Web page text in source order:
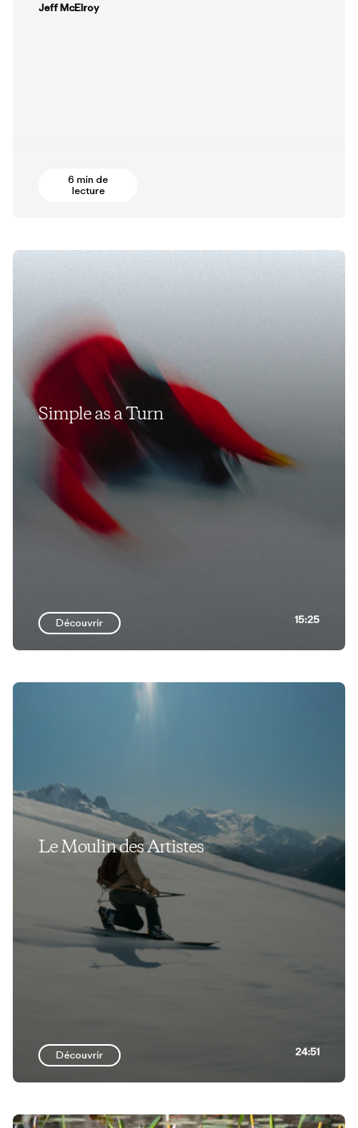
Jeff McElroy
6 min de
lecture
Simple as a Turn
Découvrir 15:25
Le Moulin des Artistes
Découvrir 24:51